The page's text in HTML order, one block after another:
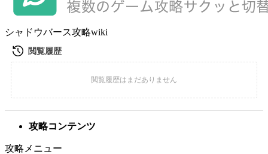
シャドウバース攻略wiki
攻略コンテンツ
攻略メニュー